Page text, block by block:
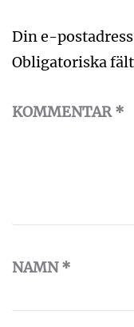
Din e-
Obligatoriska
KOMMENTAR*
NAMN*